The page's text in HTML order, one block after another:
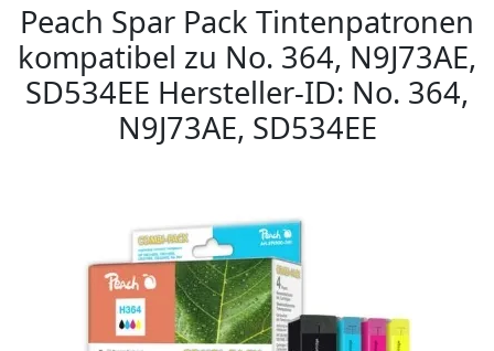
Peach Spar Pack Tintenpatronen
kompatibel zu No. 364, N9J73AE,
SD534EE Hersteller-ID: No. 364,
N9J73AE, SD534EE